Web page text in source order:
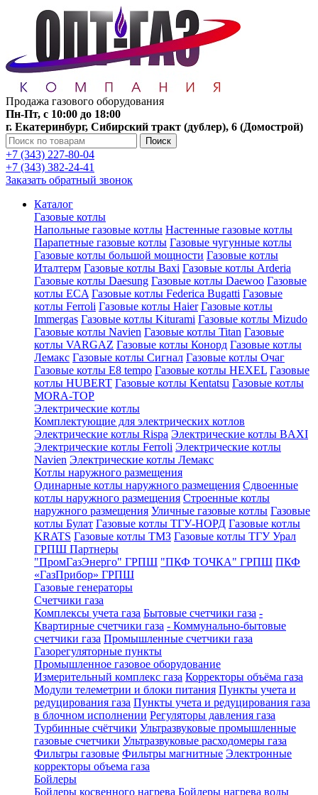
Продажа газового оборудования
Пн-Пт, с 10:00 до 18:00
г. Екатеринбург, Сибирский тракт (дублер), 6 (Домострой)
Поиск
+7 (343) 227-80-04
+7 (343) 382-24-41
Заказать обратный звонок
Каталог
Газовые котлы
Напольные газовые котлы Настенные газовые котлы
Парапетные газовые котлы Газовые чугунные котлы
Газовые котлы большой мощности Газовые котлы
Италтерм Газовые котлы Baxi Газовые котлы Arderia
Газовые котлы Daesung Газовые котлы Daewoo Газовые
котлы ECA Газовые котлы Federica Bugatti Газовые
котлы Ferroli Газовые котлы Haier Газовые котлы
Immergas Газовые котлы Kiturami Газовые котлы Mizudo
Газовые котлы Navien Газовые котлы Titan Газовые
котлы VARGAZ Газовые котлы Конорд Газовые котлы
Лемакс Газовые котлы Сигнал Газовые котлы Очаг
Газовые котлы E8 tempo Газовые котлы HEXEL Газовые
котлы HUBERT Газовые котлы Kentatsu Газовые котлы
MORA-TOP
Электрические котлы
Комплектующие для электрических котлов
Электрические котлы Rispa Электрические котлы BAXI
Электрические котлы Ferroli Электрические котлы
Navien Электрические котлы Лемакс
Котлы наружного размещения
Одинарные котлы наружного размещения Сдвоенные
котлы наружного размещения Строенные котлы
наружного размещения Уличные газовые котлы Газовые
котлы Булат Газовые котлы ТГУ-НОРД Газовые котлы
KRATS Газовые котлы ТМЗ Газовые котлы ТГУ Урал
ГРПШ Партнеры
"ПромГазЭнерго" ГРПШ "ПКФ ТОЧКА" ГРПШ ПКФ
«ГазПрибор» ГРПШ
Газовые генераторы
Счетчики газа
Комплексы учета газа Бытовые счетчики газа -
Квартирные счетчики газа - Коммунально-бытовые
счетчики газа Промышленные счетчики газа
Газорегуляторные пункты
Промышленное газовое оборудование
Измерительный комплекс газа Корректоры объёма газа
Модули телеметрии и блоки питания Пункты учета и
редуцирования газа Пункты учета и редуцирования газа
в блочном исполнении Регуляторы давления газа
Турбинные счётчики Ультразвуковые промышленные
газовые счетчики Ультразвуковые расходомеры газа
Фильтры газовые Фильтры магнитные Электронные
корректоры объема газа
Бойлеры
Бойлеры косвенного нагрева Бойлеры нагрева воды